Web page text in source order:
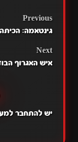
POST
Previous
גינטאמה:
Next
איש האגרוף הבודד
יש להתחבר